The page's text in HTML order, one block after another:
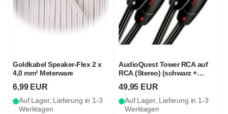
Goldkabel Speaker-Flex 2 x
4,0 mm² Meterware
6,99 EUR
Auf Lager, Lieferung in 1-3
Werktagen
AudioQuest Tower RCA auf
RCA (Stereo) (schwarz +
49,95 EUR
Auf Lager, Lieferung in 1-3
Werktagen